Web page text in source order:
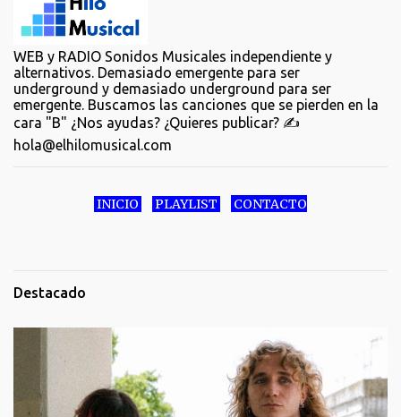
WEB y RADIO Sonidos Musicales independiente y
alternativos. Demasiado emergente para ser
underground y demasiado underground para ser
emergente. Buscamos las canciones que se pierden en la
cara "B" ¿Nos ayudas? ¿Quieres publicar? ✍️
hola@elhilomusical.com
INICIO PLAYLIST CONTACTO
Destacado